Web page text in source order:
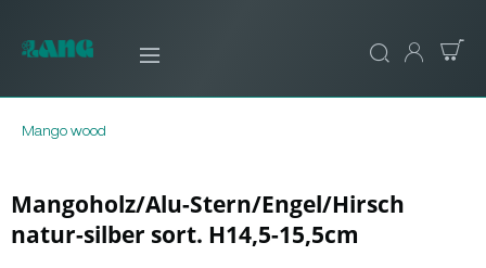
Mango wood
Mangoholz/Alu-Stern/Engel/Hirsch
natur-silber sort. H14,5-15,5cm